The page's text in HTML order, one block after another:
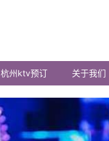
杭州ktv预订 关于我们